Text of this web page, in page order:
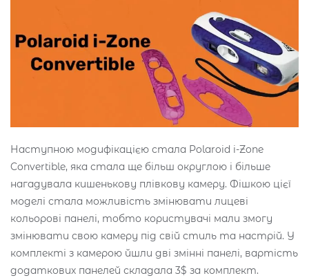
Наступною модифікацією стала Polaroid i-Zone
Convertible, яка стала ще більш округлою і більше
нагадувала кишенькову плівкову камеру. Фішкою цієї
моделі стала можливість змінювати лицеві
кольорові панелі, тобто користувачі мали змогу
змінювати свою камеру під свій стиль та настрій. У
комплекті з камерою йшли дві змінні панелі, вартість
додаткових панелей складала 3$ за комплект.